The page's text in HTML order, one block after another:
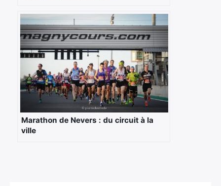
Marathon de Nevers : du circuit à la
ville